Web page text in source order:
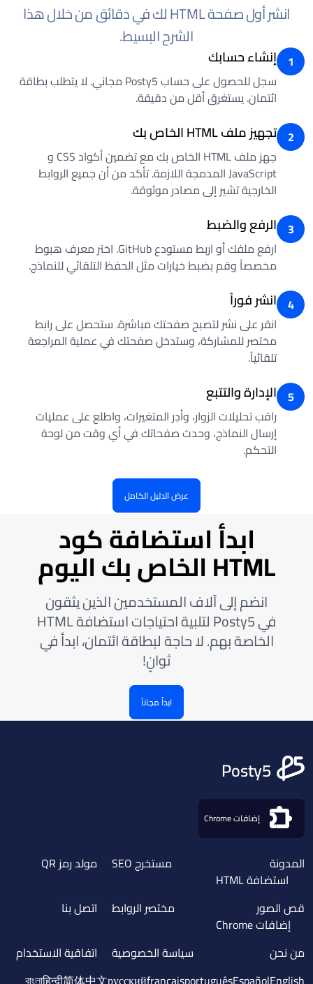
انشر أول صفحة HTML لك في دقائق من خلال هذا
الشرح البسيط.
1 إنشاء حسابك
سجل للحصول على حساب Posty5 مجاني. لا يتطلب بطاقة
ائتمان. يستغرق أقل من دقيقة.
2 تجهيز ملف HTML الخاص بك
جهز ملف HTML الخاص بك مع تضمين أكواد CSS و
JavaScript المدمجة اللازمة. تأكد من أن جميع الروابط
الخارجية تشير إلى مصادر موثوقة.
3 الرفع والضبط
ارفع ملفك أو اربط مستودع GitHub. اختر معرف هبوط
مخصصاً وقم بضبط خيارات مثل الحفظ التلقائي للنماذج.
4 انشر فوراً
انقر على نشر لتصبح صفحتك مباشرة. ستحصل على رابط
مختصر للمشاركة، وستدخل صفحتك في عملية المراجعة
تلقائياً.
5 الإدارة والتتبع
راقب تحليلات الزوار، وأدِر المتغيرات، واطلع على عمليات
إرسال النماذج، وحدث صفحاتك في أي وقت من لوحة
التحكم.
عرض الدليل الكامل
ابدأ استضافة كود
HTML الخاص بك اليوم
انضم إلى آلاف المستخدمين الذين يثقون
في Posty5 لتلبية احتياجات استضافة HTML
الخاصة بهم. لا حاجة لبطاقة ائتمان، ابدأ في
ثوانٍ!
ابدأ مجاناً
Posty5
إضافات Chrome
المدونة مستخرج SEO
مولد رمز QR
استضافة HTML
قص الصور
مختصر الروابط
اتصل بنا
إضافات Chrome
من نحن
سياسة الخصوصية
اتفاقية الاستخدام